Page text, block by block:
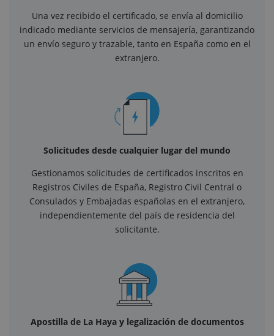
Una vez recibido el certificado, se envía al domicilio
indicado mediante servicios de mensajería, garantizando
un envío seguro y trazable, tanto en España como en el
extranjero.
Solicitudes desde cualquier lugar del mundo
Gestionamos solicitudes de certificados inscritos en
Registros Civiles de España, Registro Civil Central o
Consulados y Embajadas españolas en el extranjero,
independientemente del país de residencia del
solicitante.
Apostilla de La Haya y legalización de documentos